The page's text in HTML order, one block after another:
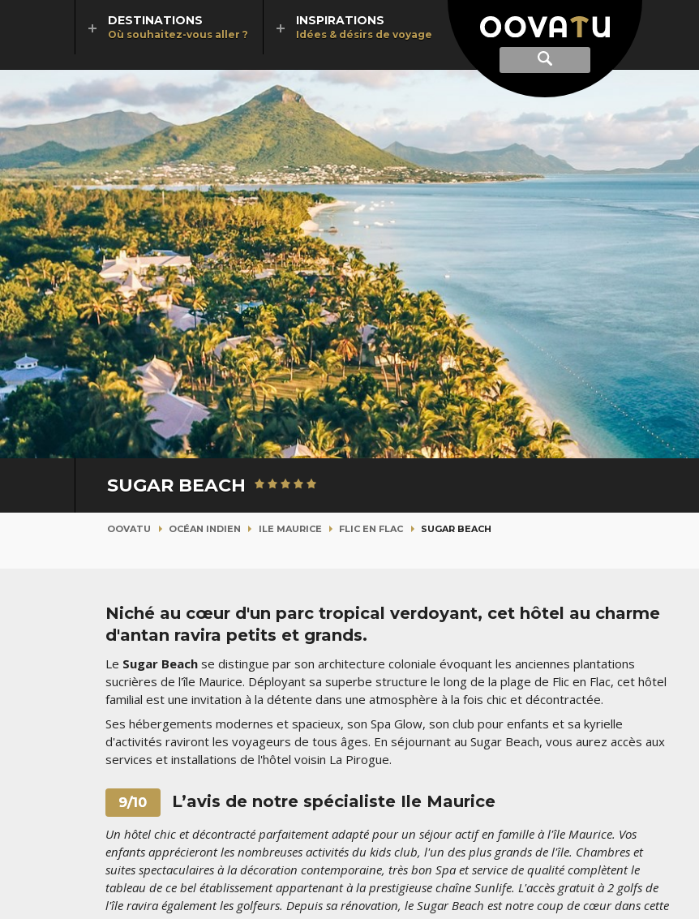
Afficher
recherche
Recherche
DESTINATIONS
Où souhaitez-vous aller ?
INSPIRATIONS
Idées & désirs de voyage
SUGAR BEACH
OOVATU OCÉAN INDIEN ILE MAURICE FLIC EN FLAC SUGAR BEACH
Niché au cœur d'un parc tropical verdoyant, cet hôtel au charme
d'antan ravira petits et grands.
Le Sugar Beach se distingue par son architecture coloniale évoquant les anciennes plantations
sucrières de l'île Maurice. Déployant sa superbe structure le long de la plage de Flic en Flac, cet hôtel
familial est une invitation à la détente dans une atmosphère à la fois chic et décontractée.
Ses hébergements modernes et spacieux, son Spa Glow, son club pour enfants et sa kyrielle
d'activités raviront les voyageurs de tous âges. En séjournant au Sugar Beach, vous aurez accès aux
services et installations de l'hôtel voisin La Pirogue.
9/10 L’avis de notre spécialiste Ile Maurice
Un hôtel chic et décontracté parfaitement adapté pour un séjour actif en famille à l'île Maurice. Vos
enfants apprécieront les nombreuses activités du kids club, l'un des plus grands de l'île. Chambres et
suites spectaculaires à la décoration contemporaine, très bon Spa et service de qualité complètent le
tableau de ce bel établissement appartenant à la prestigieuse chaîne Sunlife. L'accès gratuit à 2 golfs de
l'île ravira également les golfeurs. Depuis sa rénovation, le Sugar Beach est notre coup de cœur dans cette